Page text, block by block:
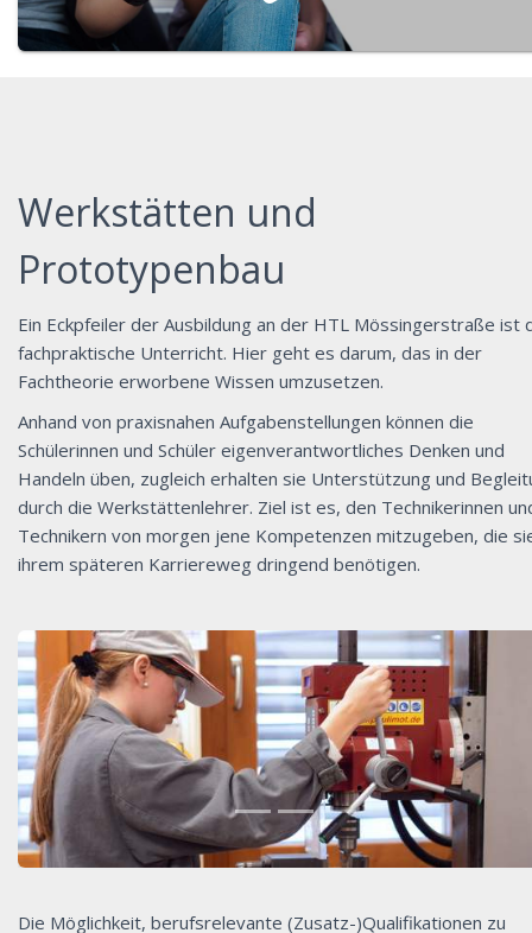
Werkstätten und
Prototypenbau
Ein Eckpfeiler der Ausbildung an der HTL Mössingerstraße ist
fachpraktische Unterricht. Hier geht es darum, das in der
Fachtheorie erworbene Wissen umzusetzen.
Anhand von praxisnahen Aufgabenstellungen können die
Schülerinnen und Schüler eigenverantwortliches Denken und
Handeln üben, zugleich erhalten sie Unterstützung und
durch die Werkstättenlehrer. Ziel ist es, den Technikerinnen
Technikern von morgen jene Kompetenzen mitzugeben, die
ihrem späteren Karriereweg dringend benötigen.
Die Möglichkeit, berufsrelevante (Zusatz-)Qualifikationen zu